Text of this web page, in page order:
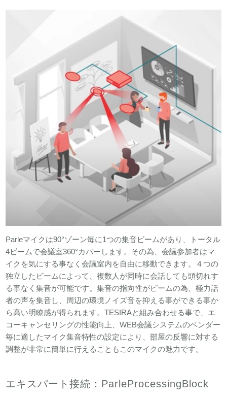
Parleマイクは90°ゾーン毎に1つの集音ビームがあり、トータル
4ビームで会議室360°カバーします。その為、会議参加者はマ
イクを気にする事なく会議室内を自由に移動できます。４つの
独立したビームによって、複数人が同時に会話しても頭切れす
る事なく集音が可能です。集音の指向性がビームの為、極力話
者の声を集音し、周辺の環境ノイズ音を抑える事ができる事か
ら高い明瞭感が得られます。TESIRAと組み合わせる事で、エ
コーキャンセリングの性能向上、WEB会議システムのベンダー
毎に適したマイク集音特性の設定により、部屋の反響に対する
調整が非常に簡単に行えることもこのマイクの魅力です。
エキスパート接続：ParleProcessingBlock